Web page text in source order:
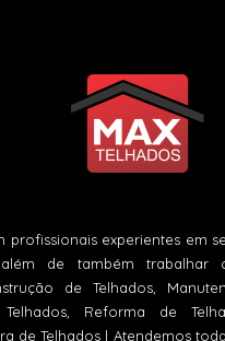
profissionais experientes em
de também trabalhar
de Telhados,
Reforma de
de Telhados | Atendemos